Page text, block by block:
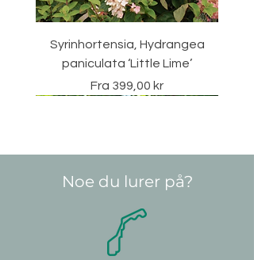
Syrinhortensia, Hydrangea
paniculata ‘Little Lime’
Fra 399,00 kr
Salgspris
Noe du lurer på?